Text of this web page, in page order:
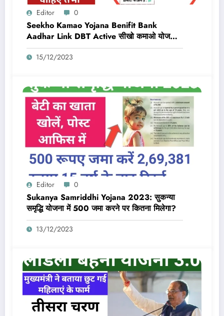
Editor 0
Seekho Kamao Yojana Benifit Bank
Aadhar Link DBT Active सीखो कमाओ योजना
का लाभ तभी मिलेगा 10,000 Rs जब बैंक डीबीटी
एक्टिव और आधार लिंक होगा
15/12/2023
Editor 0
Sukanya Samriddhi Yojana 2023: सुकन्या
समृद्धि योजना में 500 जमा करने पर कितना मिलेगा?
13/12/2023